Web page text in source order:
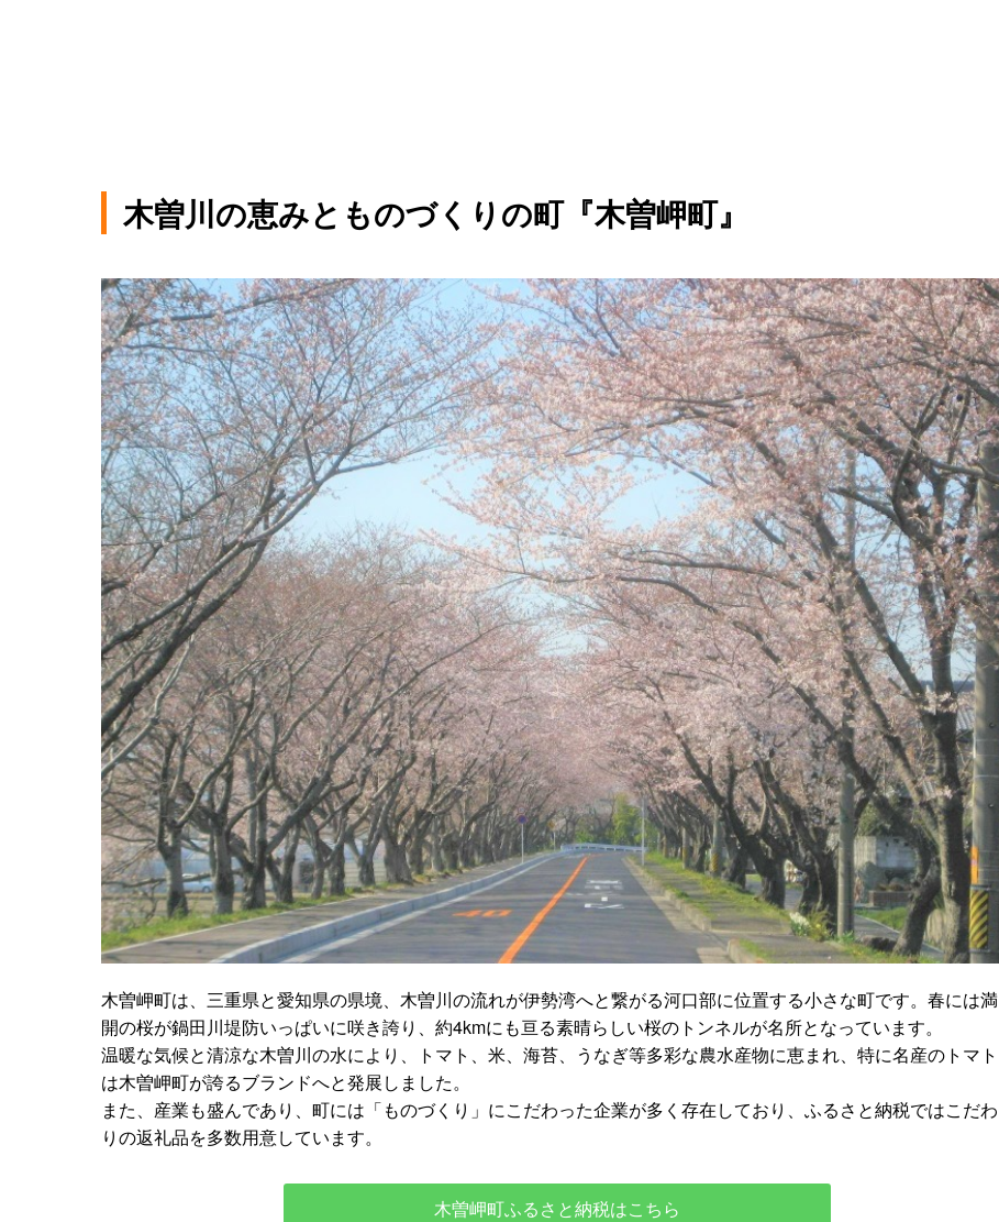
木曽川の恵みとものづくりの町『木曽岬町』
木曽岬町は、三重県と愛知県の県境、木曽川の流れが伊勢湾へと繋がる河口部に位置する小さな町です。春には満
開の桜が鍋田川堤防いっぱいに咲き誇り、約4kmにも亘る素晴らしい桜のトンネルが名所となっています。
温暖な気候と清涼な木曽川の水により、トマト、米、海苔、うなぎ等多彩な農水産物に恵まれ、特に名産のトマト
は木曽岬町が誇るブランドへと発展しました。
また、産業も盛んであり、町には「ものづくり」にこだわった企業が多く存在しており、ふるさと納税ではこだわ
りの返礼品を多数用意しています。
木曽岬町ふるさと納税はこちら